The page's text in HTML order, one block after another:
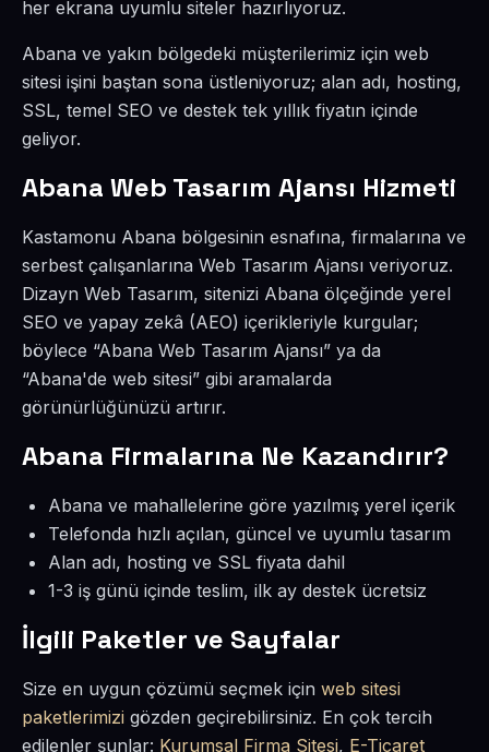
her ekrana uyumlu siteler hazırlıyoruz.
Abana ve yakın bölgedeki müşterilerimiz için web
sitesi işini baştan sona üstleniyoruz; alan adı, hosting,
SSL, temel SEO ve destek tek yıllık fiyatın içinde
geliyor.
Abana Web Tasarım Ajansı Hizmeti
Kastamonu Abana bölgesinin esnafına, firmalarına ve
serbest çalışanlarına Web Tasarım Ajansı veriyoruz.
Dizayn Web Tasarım, sitenizi Abana ölçeğinde yerel
SEO ve yapay zekâ (AEO) içerikleriyle kurgular;
böylece “Abana Web Tasarım Ajansı” ya da
“Abana'de web sitesi” gibi aramalarda
görünürlüğünüzü artırır.
Abana Firmalarına Ne Kazandırır?
Abana ve mahallelerine göre yazılmış yerel içerik
Telefonda hızlı açılan, güncel ve uyumlu tasarım
Alan adı, hosting ve SSL fiyata dahil
1-3 iş günü içinde teslim, ilk ay destek ücretsiz
İlgili Paketler ve Sayfalar
Size en uygun çözümü seçmek için web sitesi
paketlerimizi gözden geçirebilirsiniz. En çok tercih
edilenler şunlar: Kurumsal Firma Sitesi, E-Ticaret